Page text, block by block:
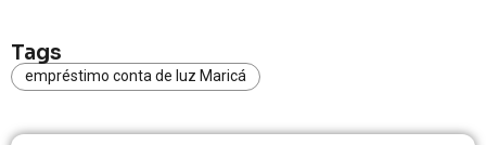
Tags
empréstimo conta de luz Maricá